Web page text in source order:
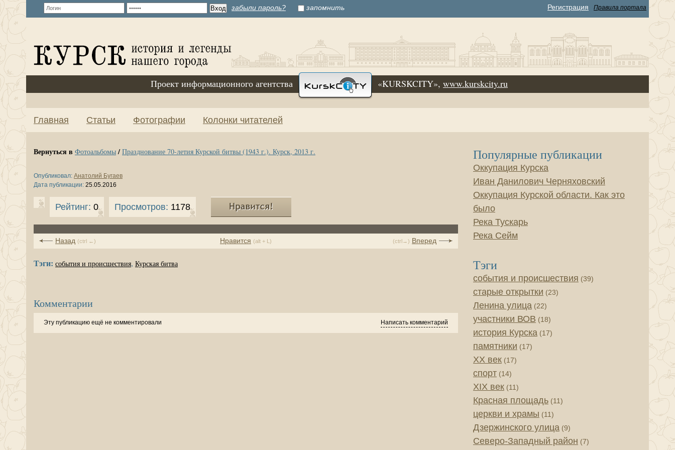
забыли пароль? запомнить Регистрация Правила портала
Проект информационного агентства «KURSKCITY», www.kurskcity.ru
Главная Статьи Фотографии Колонки читателей
Вернуться в Фотоальбомы/ Празднование 70-летия Курской битвы (1943 г.). Курск, 2013 г.
Опубликовал: Анатолий Бугаев
Дата публикации: 25.05.2016
Рейтинг: 0 Просмотров: 1178
Нравится (alt + L)
Назад (ctrl ←) (ctrl→) Вперед
Тэги: события и происшествия, Курская битва
Комментарии
Эту публикацию ещё не комментировали Написать комментарий
Популярные публикации
Оккупация Курска
Иван Данилович Черняховский
Оккупация Курской области. Как это
было
Река Тускарь
Река Сейм
Тэги
события и происшествия (39)
старые открытки (23)
Ленина улица (22)
участники ВОВ (18)
история Курска (17)
памятники (17)
XX век (17)
спорт (14)
XIX век (11)
Красная площадь (11)
церкви и храмы (11)
Дзержинского улица (9)
Северо-Западный район (7)